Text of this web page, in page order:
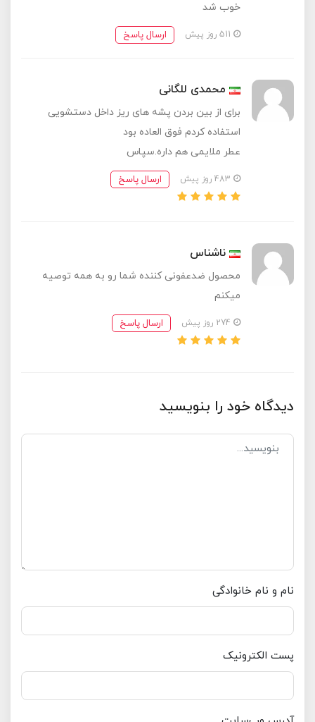
خوب شد
ارسال پاسخ
محمدی للگانی
برای از بین بردن پشه های ریز داخل دستشویی
استفاده کردم فوق العاده بود
عطر ملایمی هم داره.سپاس
ارسال پاسخ
ناشناس
محصول ضدعفونی کننده شما رو به همه توصیه
میکنم
ارسال پاسخ
دیدگاه خود را بنویسید
نام و نام خانوادگی
پست الکترونیک